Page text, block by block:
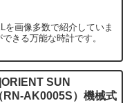
を画像多数で紹介していま
きる万能な時計です。
SUN
RN-AK0005S）機械式